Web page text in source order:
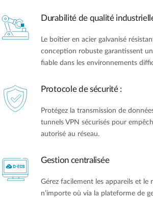
Durabilité de qualité
Le boîtier en acier galvanisé
conception robuste garantissent
fiable dans les environnements
Protocole de sécurité :
Protégez la transmission de
tunnels VPN sécurisés pour
autorisé au réseau.
Gestion centralisée
Gérez facilement les appareils et le
n’importe où via la plateforme de